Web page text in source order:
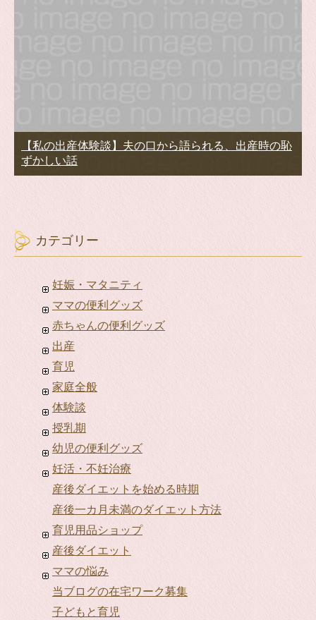
【私の出産体験談】夫の口から語られる、出産時の恥
ずかしい話
カテゴリー
妊娠・マタニティ
ママの便利グッズ
赤ちゃんの便利グッズ
出産
育児
家庭全般
体験談
授乳期
幼児の便利グッズ
妊活・不妊治療
産後ダイエットを始める時期
産後一カ月未満のダイエット方法
育児用品ショップ
産後ダイエット
ママの悩み
当ブログの在宅ワーク募集
子どもと育児